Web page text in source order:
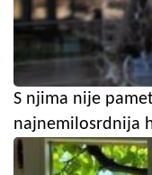
S njima nije
najnemilosrdnija